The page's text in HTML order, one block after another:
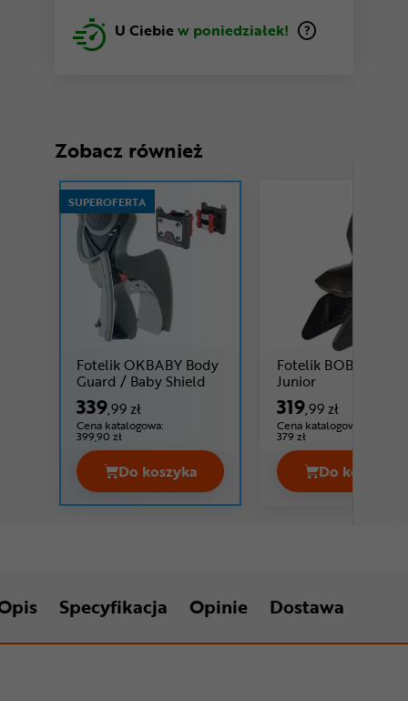
U Ciebiew poniedziałek!
Zobacz również
SUPEROFERTA
Fotelik OKBABY Body
Guard / Baby Shield
Cena: 339 ,99 zł
339,99 zł
Cena katalogowa:
399,90 zł
Do koszyka
Fotelik OKBABY Body Guard / Baby
Fotelik BOBIKE One
Junior
319,99 zł
Cena katalogowa:
379 zł
Do koszyka
Fotelik
Specyfikacja Opinie Dostawa